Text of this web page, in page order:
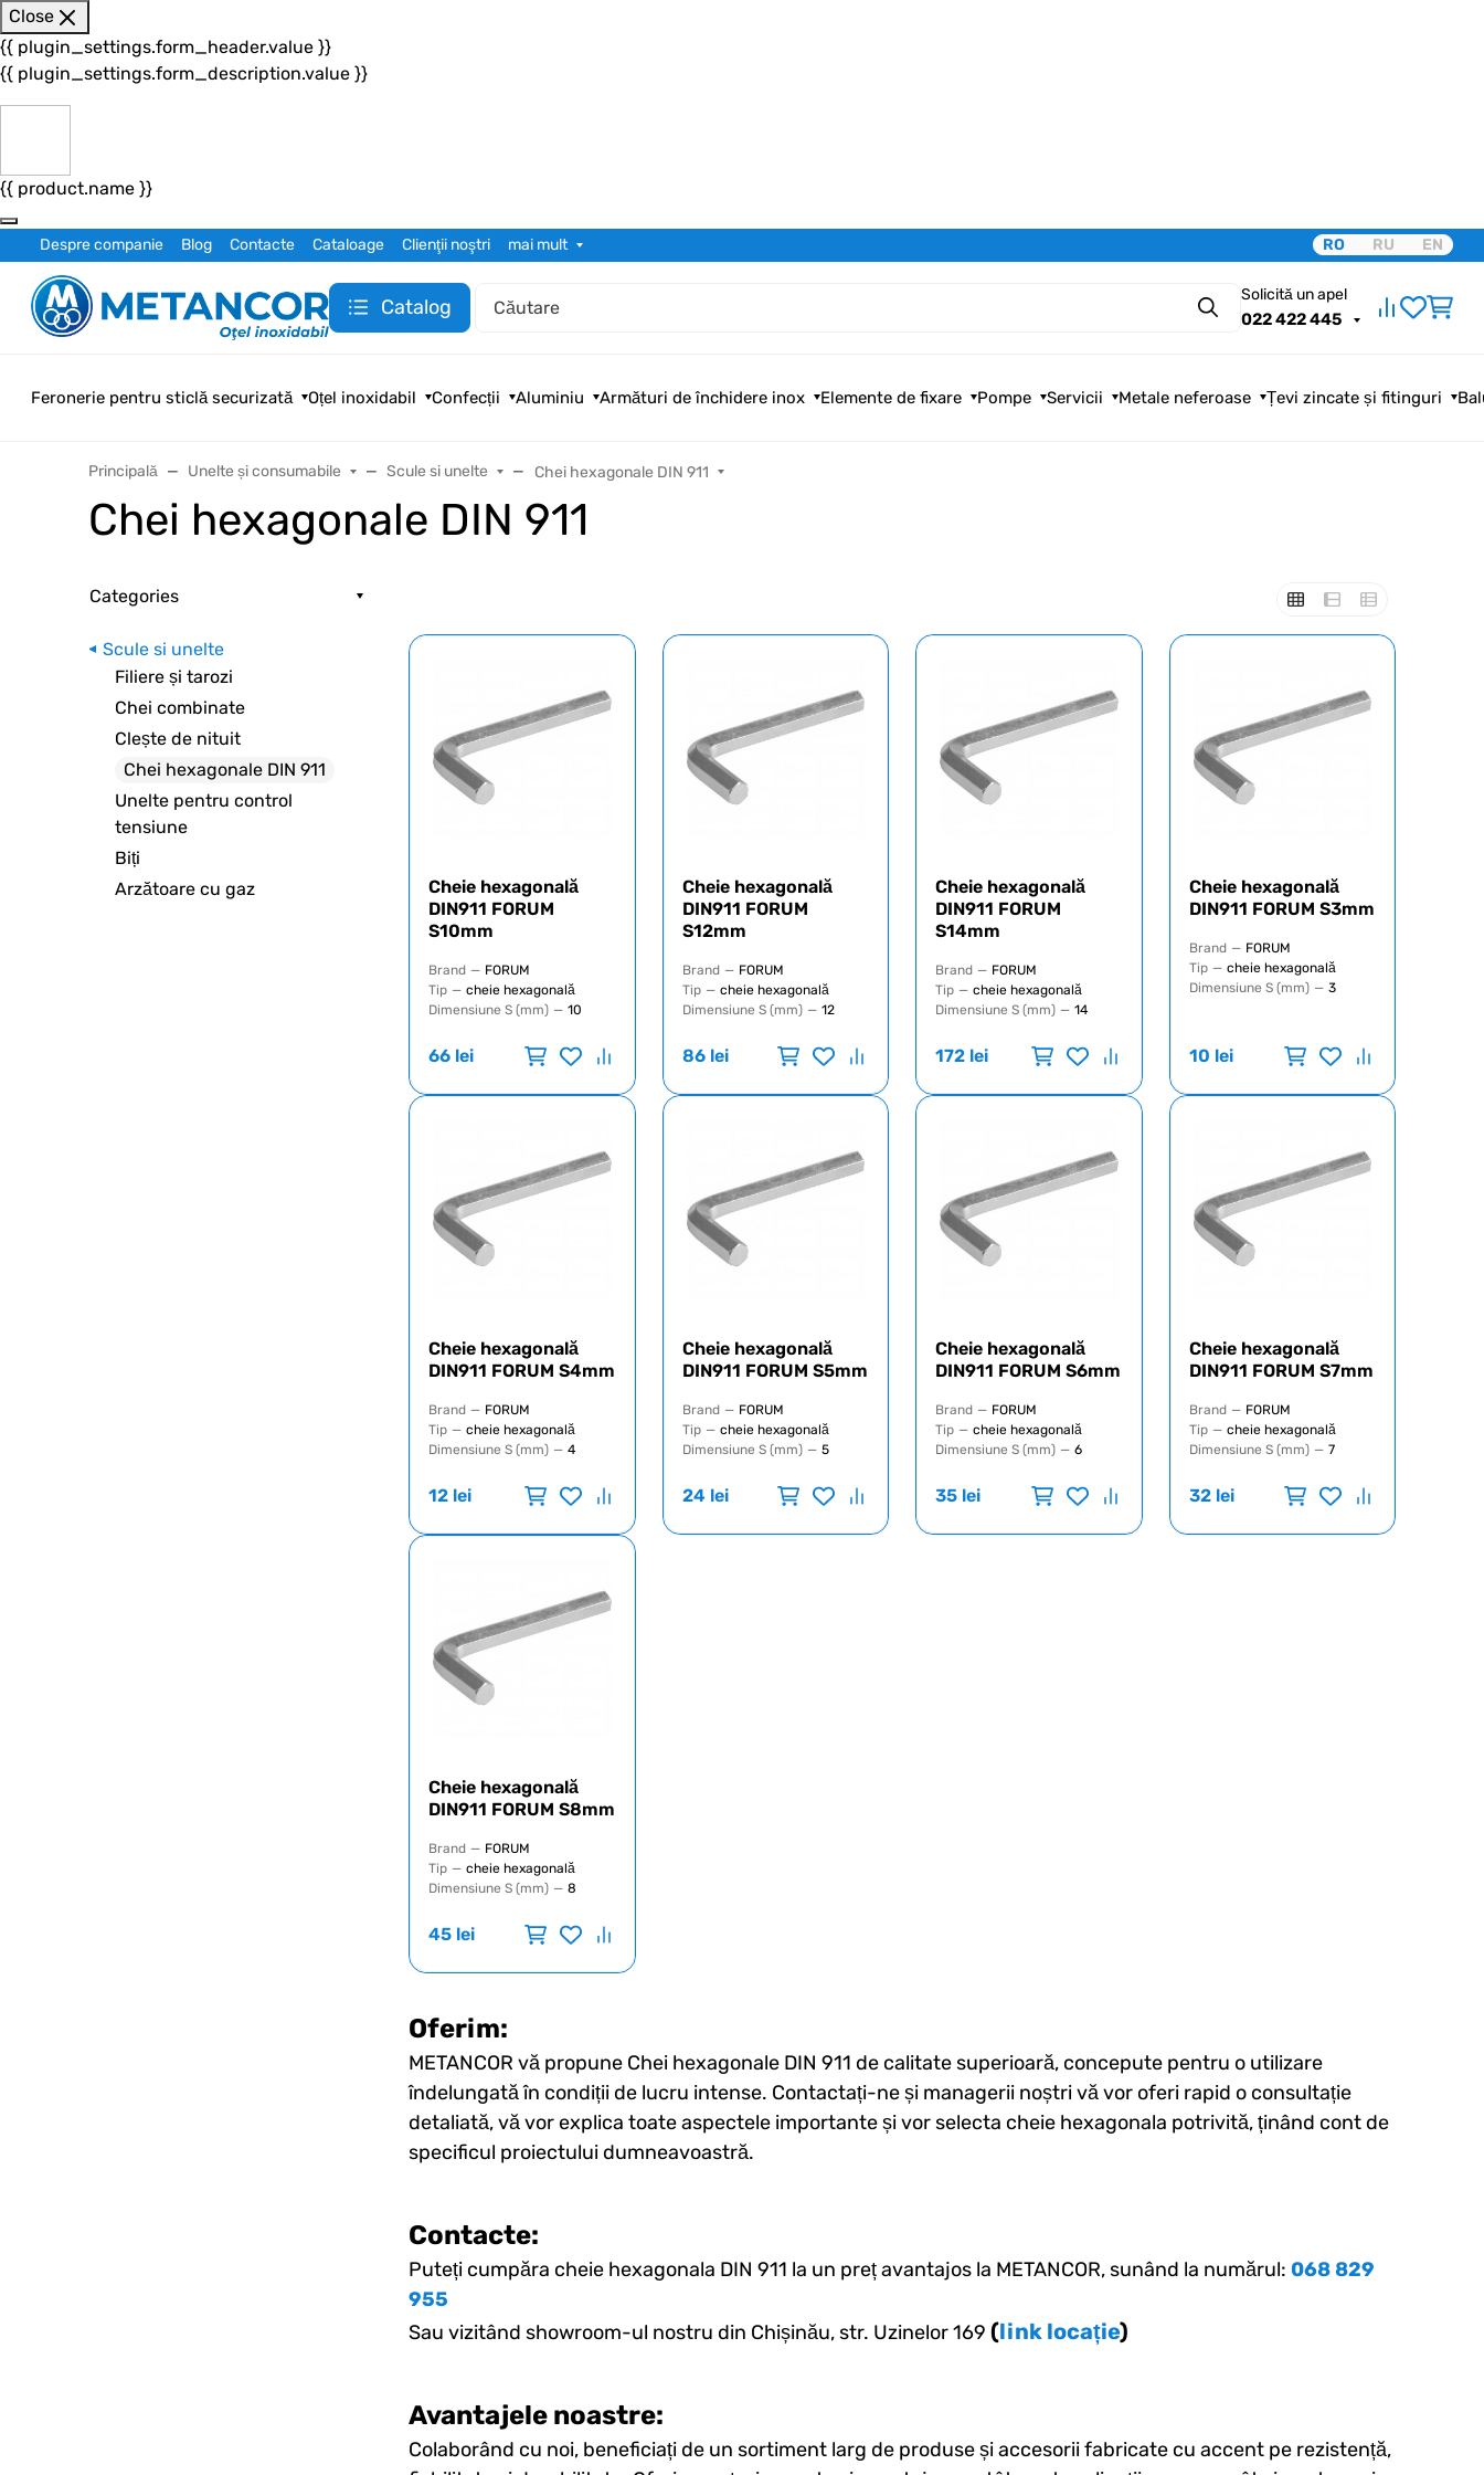
Close
{{ plugin_settings.form_header.value }}
{{ plugin_settings.form_description.value }}
{{ product.name }}
Despre companie Blog Contacte Cataloage Clienţii noştri mai mult RO RU EN
Catalog Căutare
Solicită un apel
022 422 445
Feronerie pentru sticlă securizată Oțel inoxidabil Confecții Aluminiu Armături de închidere inox Elemente de fixare Pompe Servicii Metale neferoase Țevi zincate și fitinguri
Principală Unelte și consumabile Scule si unelte Chei hexagonale DIN 911
Chei hexagonale DIN 911
Categories
Scule si unelte
Filiere și tarozi
Chei combinate
Clește de nituit
Chei hexagonale DIN 911
Unelte pentru control
tensiune
Biți
Arzătoare cu gaz
Cheie hexagonală
DIN911 FORUM
S10mm
Brand — FORUM
Tip — cheie hexagonală
Dimensiune S (mm) — 10
66 lei
Cheie hexagonală
DIN911 FORUM
S12mm
Brand — FORUM
Tip — cheie hexagonală
Dimensiune S (mm) — 12
86 lei
Cheie hexagonală
DIN911 FORUM
S14mm
Brand — FORUM
Tip — cheie hexagonală
Dimensiune S (mm) — 14
172 lei
Cheie hexagonală
DIN911 FORUM S3mm
Brand — FORUM
Tip — cheie hexagonală
Dimensiune S (mm) — 3
10 lei
Cheie hexagonală
DIN911 FORUM S4mm
Brand — FORUM
Tip — cheie hexagonală
Dimensiune S (mm) — 4
12 lei
Cheie hexagonală
DIN911 FORUM S5mm
Brand — FORUM
Tip — cheie hexagonală
Dimensiune S (mm) — 5
24 lei
Cheie hexagonală
DIN911 FORUM S6mm
Brand — FORUM
Tip — cheie hexagonală
Dimensiune S (mm) — 6
35 lei
Cheie hexagonală
DIN911 FORUM S7mm
Brand — FORUM
Tip — cheie hexagonală
Dimensiune S (mm) — 7
32 lei
Cheie hexagonală
DIN911 FORUM S8mm
Brand — FORUM
Tip — cheie hexagonală
Dimensiune S (mm) — 8
45 lei
Oferim:
METANCOR vă propune Chei hexagonale DIN 911 de calitate superioară, concepute pentru o utilizare
îndelungată în condiții de lucru intense. Contactați-ne și managerii noștri vă vor oferi rapid o consultație
detaliată, vă vor explica toate aspectele importante și vor selecta cheie hexagonala potrivită, ținând cont de
specificul proiectului dumneavoastră.
Contacte:
Puteți cumpăra cheie hexagonala DIN 911 la un preț avantajos la METANCOR, sunând la numărul: 068 829
955
Sau vizitând showroom-ul nostru din Chișinău, str. Uzinelor 169 (link locație)
Avantajele noastre:
Colaborând cu noi, beneficiați de un sortiment larg de produse și accesorii fabricate cu accent pe rezistență,